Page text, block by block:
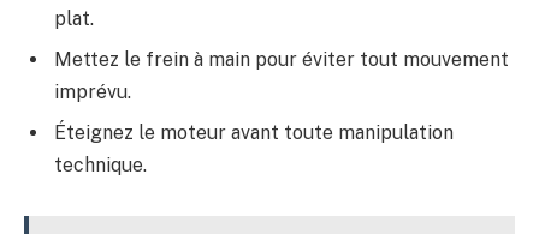
plat.
Mettez le frein à main pour éviter tout mouvement
imprévu.
Éteignez le moteur avant toute manipulation
technique.